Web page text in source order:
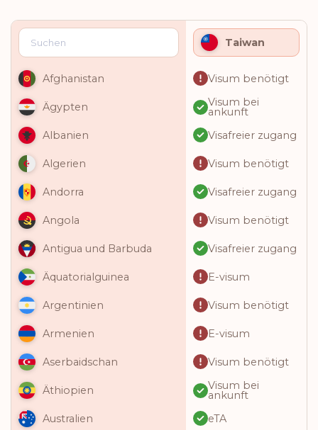
Taiwan
Afghanistan Visum benötigt
Ägypten Visum bei
ankunft
Albanien
Visafreier zugang
Algerien Visum benötigt
Andorra Visafreier zugang
Angola Visum benötigt
Antigua und Barbuda Visafreier zugang
Äquatorialguinea E-visum
Argentinien Visum benötigt
Armenien E-visum
Aserbaidschan Visum benötigt
Äthiopien Visum bei
ankunft
Australien
eTA